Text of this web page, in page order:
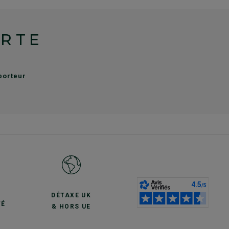
DÉTAXE UK
& HORS UE